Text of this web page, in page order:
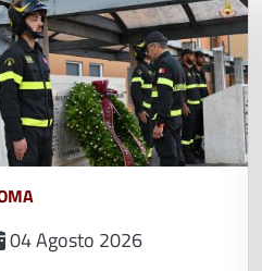
04 Agosto 2026